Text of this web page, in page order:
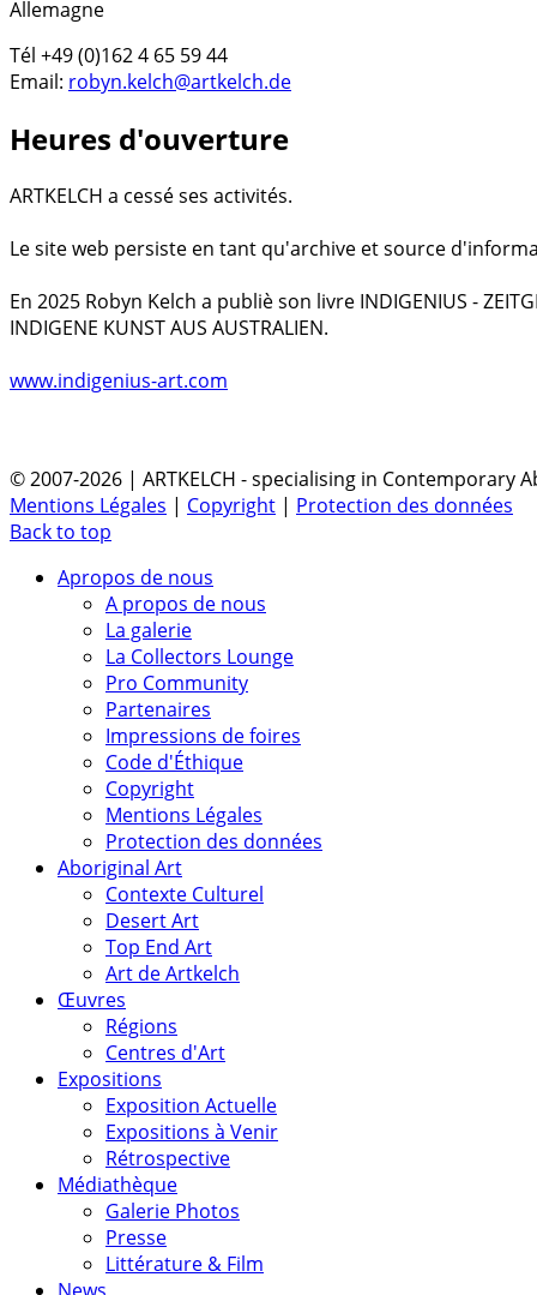
Allemagne
Tél +49 (0)162 4 65 59 44
Email: robyn.kelch@artkelch.de
Heures d'ouverture
ARTKELCH a cessé ses activités.
Le site web persiste en tant qu'archive et source
En 2025 Robyn Kelch a publiè son livre INDIGENIUS -
INDIGENE KUNST AUS AUSTRALIEN.
www.indigenius-art.com
© 2007-2026 | ARTKELCH - specialising in Contemporary
Mentions Légales | Copyright | Protection des données
Back to top
Apropos de nous
A propos de nous
La galerie
La Collectors Lounge
Pro Community
Partenaires
Impressions de foires
Code d'Éthique
Copyright
Mentions Légales
Protection des données
Aboriginal Art
Contexte Culturel
Desert Art
Top End Art
Art de Artkelch
Œuvres
Régions
Centres d'Art
Expositions
Exposition Actuelle
Expositions à Venir
Rétrospective
Médiathèque
Galerie Photos
Presse
Littérature & Film
News